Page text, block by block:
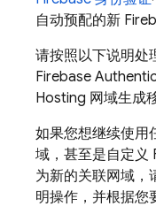
自动预配的新
请按照以下说明处
Firebase
Hosting 网域生成
如果您想继续使用
域，甚至是自定义
为新的关联网域，
明操作，并根据您